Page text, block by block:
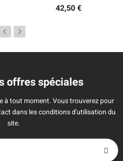
42,50 €
offres spéciales
à tout moment. Vous trouverez pour
dans les conditions d'utilisation du
site.